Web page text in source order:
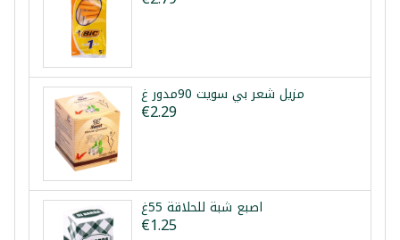
مزيل شعر بي سويت 90مدور غ
€2.29
اصبع شبة للحلاقة 55غ
€1.25